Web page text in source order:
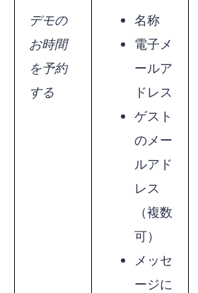
デモの
お時間
を予約
する
名称
電子メ
ールア
ドレス
ゲスト
のメー
ルアド
レス
（複数
可）
メッセ
ージに